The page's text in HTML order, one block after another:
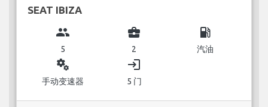
SEAT IBIZA
group
5
business_center
2
local_gas_station
汽油
miscellaneous_services
手动变速器
login
5 门